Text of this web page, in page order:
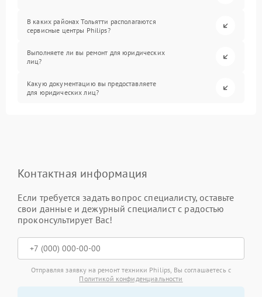
В каких районах Тольятти располагаются
сервисные центры Philips?
Выполняете ли вы ремонт для юридических
лиц?
Какую документацию вы предоставляете
для юридических лиц?
Контактная информация
Если требуется задать вопрос специалисту, оставьте
свои данные и дежурный специалист с радостью
проконсультирует Вас!
Отправляя заявку на ремонт техники Philips, Вы соглашаетесь с
Политикой конфиденциальности